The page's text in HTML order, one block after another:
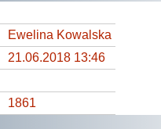
Ewelina Kowalska
21.06.2018 13:46
1861